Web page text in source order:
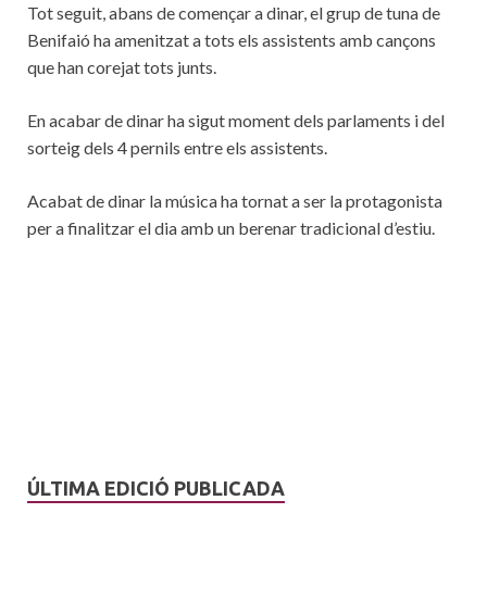
Tot seguit, abans de començar a dinar, el grup de tuna de
Benifaió ha amenitzat a tots els assistents amb cançons
que han corejat tots junts.
En acabar de dinar ha sigut moment dels parlaments i del
sorteig dels 4 pernils entre els assistents.
Acabat de dinar la música ha tornat a ser la protagonista
per a finalitzar el dia amb un berenar tradicional d’estiu.
ÚLTIMA EDICIÓ PUBLICADA